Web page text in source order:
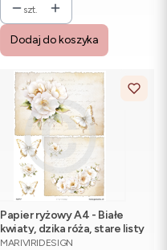
szt.
Dodaj do koszyka
Papier ryżowy A4 - Białe
kwiaty, dzika róża, stare listy
| ©mariviriDesign
PRODUCENT
MARIVIRIDESIGN